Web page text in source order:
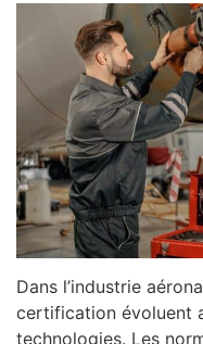
Dans l’industrie
certification évoluent
technologies. Les